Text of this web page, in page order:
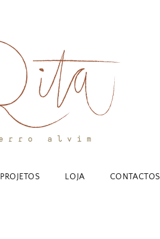
PROJETOS LOJA CONTACTOS